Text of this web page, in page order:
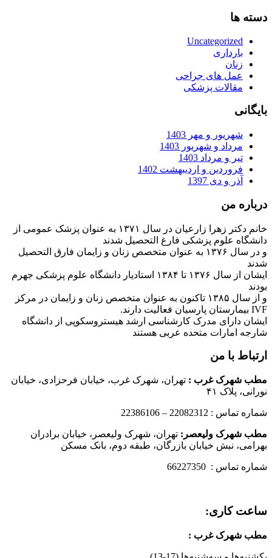
دسته ها
Uncategorized
بارداری
زنان
عمل های جراحی
مقالات پزشکی
بایگانی
شهریور و مهر 1403
مرداد و شهریور 1403
تیر و مرداد 1403
فروردین و اردیبهشت 1402
آذر و دی 1397
درباره من
خانم دکتر زهرا زارعیان در سال ۱۳۷۱ به عنوان پزشک عمومی از
دانشگاه علوم پزشکی فارغ التحصیل شدند
و در سال ۱۳۷۶ به عنوان متخصص زنان و زایمان فارق التحصیل
شدند
ایشان از سال ۱۳۷۶ تا ۱۳۸۴ استادیار دانشگاه علوم پزشکی جهرم
بودند
و از سال ۱۳۸۵ تاکنون به عنوان متخصص زنان و زایمان در مرکز
IVF بیمارستان پارسیان فعالیت دارند.
ایشان دارای مدرک کارشناسی ارشد هیستروسکوپی از دانشگاه
شارجه امارات متحده عربی هستند
ارتباط با من
مطب شهرک غرب : تهران، شهرک غرب، خیابان فرحزادی، خیابان
نورانی، پلاک ۴۱
شماره تماس : 22082312 – 22386106
مطب شهرک ولیعصر: تهران، شهرک ولیعصر، خیابان برادران
بهرامی، نبش خیابان بازرگان، طبقه دوم، بانک مسکن
شماره تماس : 66227350
ساعت کاری:
مطب شهرک غرب :